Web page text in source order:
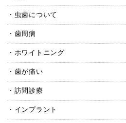
虫歯について
歯周病
ホワイトニング
歯が痛い
訪問診療
インプラント